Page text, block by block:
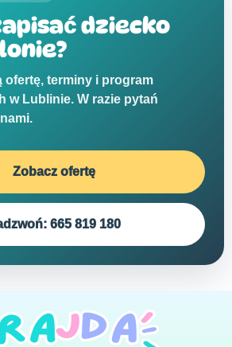
dziecko
ofertę, terminy i program
w Lublinie. W razie pytań
Zobacz ofertę
665 819 180